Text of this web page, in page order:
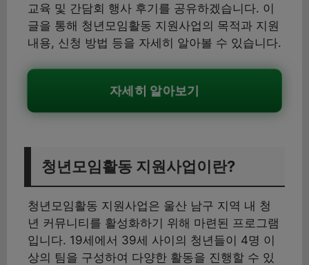
교육 및 간담회 행사 후기를 공유하겠습니다. 이
글을 통해 청년모임활동 지원사업의 목적과 지원
내용, 신청 방법 등을 자세히 알아볼 수 있습니다.
자세히 알아보기
청년모임활동 지원사업이란?
청년모임활동 지원사업은 울산 남구 지역 내 청
년 커뮤니티를 활성화하기 위해 마련된 프로그램
입니다. 19세에서 39세 사이의 청년들이 4명 이
상의 팀을 구성하여 다양한 활동을 진행할 수 있